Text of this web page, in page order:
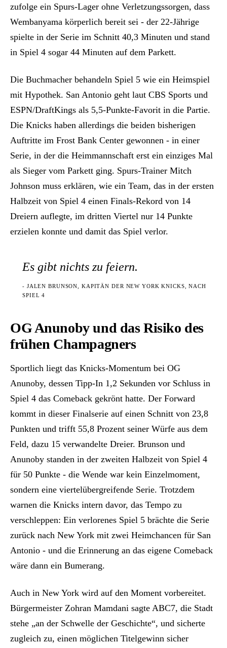
zufolge ein Spurs-Lager ohne Verletzungssorgen, dass
Wembanyama körperlich bereit sei - der 22-Jährige
spielte in der Serie im Schnitt 40,3 Minuten und stand
in Spiel 4 sogar 44 Minuten auf dem Parkett.
Die Buchmacher behandeln Spiel 5 wie ein Heimspiel
mit Hypothek. San Antonio geht laut CBS Sports und
ESPN/DraftKings als 5,5-Punkte-Favorit in die Partie.
Die Knicks haben allerdings die beiden bisherigen
Auftritte im Frost Bank Center gewonnen - in einer
Serie, in der die Heimmannschaft erst ein einziges Mal
als Sieger vom Parkett ging. Spurs-Trainer Mitch
Johnson muss erklären, wie ein Team, das in der ersten
Halbzeit von Spiel 4 einen Finals-Rekord von 14
Dreiern auflegte, im dritten Viertel nur 14 Punkte
erzielen konnte und damit das Spiel verlor.
Es gibt nichts zu feiern.
- JALEN BRUNSON, KAPITÄN DER NEW YORK KNICKS, NACH
SPIEL 4
OG Anunoby und das Risiko des
frühen Champagners
Sportlich liegt das Knicks-Momentum bei OG
Anunoby, dessen Tipp-In 1,2 Sekunden vor Schluss in
Spiel 4 das Comeback gekrönt hatte. Der Forward
kommt in dieser Finalserie auf einen Schnitt von 23,8
Punkten und trifft 55,8 Prozent seiner Würfe aus dem
Feld, dazu 15 verwandelte Dreier. Brunson und
Anunoby standen in der zweiten Halbzeit von Spiel 4
für 50 Punkte - die Wende war kein Einzelmoment,
sondern eine viertelübergreifende Serie. Trotzdem
warnen die Knicks intern davor, das Tempo zu
verschleppen: Ein verlorenes Spiel 5 brächte die Serie
zurück nach New York mit zwei Heimchancen für San
Antonio - und die Erinnerung an das eigene Comeback
wäre dann ein Bumerang.
Auch in New York wird auf den Moment vorbereitet.
Bürgermeister Zohran Mamdani sagte ABC7, die Stadt
stehe „an der Schwelle der Geschichte“, und sicherte
zugleich zu, einen möglichen Titelgewinn sicher